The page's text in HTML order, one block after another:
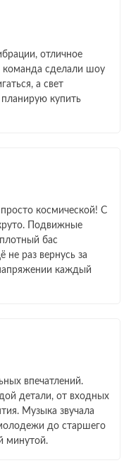
отличное
команда сделали шоу
а свет
купить
космической! С
Подвижные
бас
не раз вернусь за
каждый
впечатлений.
детали, от входных
Музыка звучала
до старшего
минутой.